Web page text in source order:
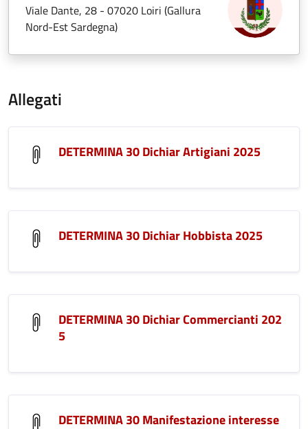
Viale Dante, 28 - 07020 Loiri (Gallura
Nord-Est Sardegna)
Allegati
DETERMINA 30 Dichiar Artigiani 2025
DETERMINA 30 Dichiar Hobbista 2025
DETERMINA 30 Dichiar Commercianti 202
5
DETERMINA 30 Manifestazione interesse